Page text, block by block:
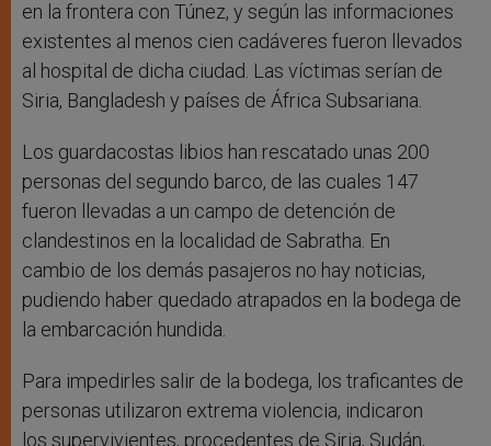
en la frontera con Túnez, y según las informaciones
existentes al menos cien cadáveres fueron llevados
al hospital de dicha ciudad. Las víctimas serían de
Siria, Bangladesh y países de África Subsariana.
Los guardacostas libios han rescatado unas 200
personas del segundo barco, de las cuales 147
fueron llevadas a un campo de detención de
clandestinos en la localidad de Sabratha. En
cambio de los demás pasajeros no hay noticias,
pudiendo haber quedado atrapados en la bodega de
la embarcación hundida.
Para impedirles salir de la bodega, los traficantes de
personas utilizaron extrema violencia, indicaron
los supervivientes, procedentes de Siria, Sudán,